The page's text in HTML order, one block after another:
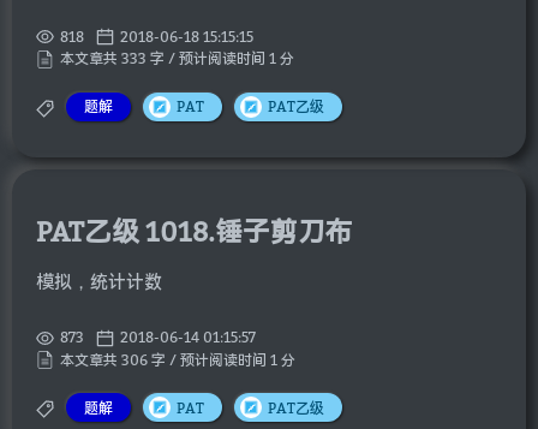
818
2018-06-18 15:15:15
本文章共 333 字 / 预计阅读时间 1 分
题解 PAT PAT乙级
PAT乙级 1018.锤子剪刀布
模拟，统计计数
873
2018-06-14 01:15:57
本文章共 306 字 / 预计阅读时间 1 分
题解 PAT PAT乙级